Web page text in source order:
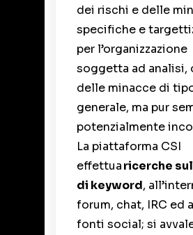
dei rischi e delle
specifiche e
per l’organizzazione
soggetta ad analisi,
delle minacce di
generale, ma pur
potenzialmente
La piattaforma CSI
effettuaricerche
di keyword,
forum, chat, IRC ed
fonti social; si